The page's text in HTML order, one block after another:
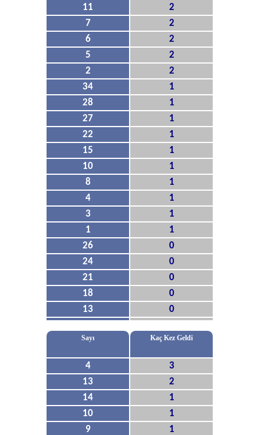
11
2
7
2
6
2
5
2
2
2
34
1
28
1
27
1
22
1
15
1
10
1
8
1
4
1
3
1
1
1
26
0
24
0
21
0
18
0
13
0
Sayı Kaç Kez Geldi
4
3
13
2
14
1
10
1
9
1